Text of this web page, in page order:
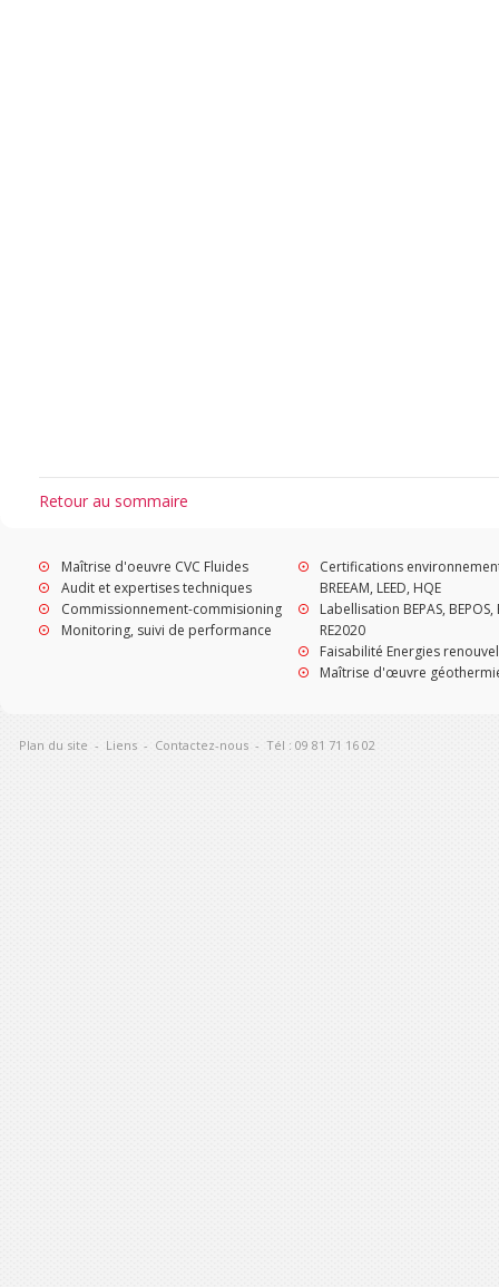
Retour au sommaire
Maîtrise d'oeuvre CVC Fluides
Audit et expertises techniques
Commissionnement-commisioning
Monitoring, suivi de performance
Certifications
BREEAM, LEED, HQE
Labellisation BEPAS, BEPOS,
RE2020
Faisabilité Energies
Maîtrise d'œuvre
Plan du site - Liens - Contactez-nous - Tél : 09 81 71 16 02